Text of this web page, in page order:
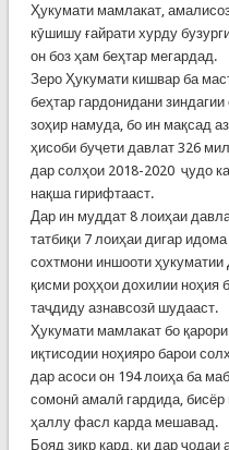
Ҳукумати мамлакат,
кӯшишу ғайрати хурду
он боз ҳам беҳтар мегардад.
Зеро Ҳукумати кишвар ба
беҳтар гардонидани
зоҳир намуда, бо ин мақсад
ҳисоби буҷети давлат 326
дар солҳои 2018-2020 ҷудо
нақша гирифтааст.
Дар ин муддат 8 лоиҳаи
татбиқи 7 лоиҳаи дигар
сохтмони иншооти ҳукуматии
қисми роҳҳои дохилии ноҳия
таҷдиду азнавсозӣ шудааст.
Ҳукумати мамлакат бо
иқтисодии ноҳияро барои
дар асоси он 194 лоиҳа ба
сомонӣ амалӣ гардида,
ҳаллу фасл карда мешавад.
Бояд зикр кард, ки дар